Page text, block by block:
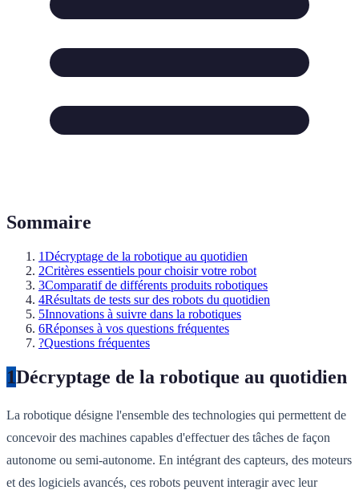
Sommaire
1Décryptage de la robotique au quotidien
2Critères essentiels pour choisir votre robot
3Comparatif de différents produits robotiques
4Résultats de tests sur des robots du quotidien
5Innovations à suivre dans la robotiques
6Réponses à vos questions fréquentes
?Questions fréquentes
1Décryptage de la robotique au quotidien
La robotique désigne l'ensemble des technologies qui permettent de
concevoir des machines capables d'effectuer des tâches de façon
autonome ou semi-autonome. En intégrant des capteurs, des moteurs
et des logiciels avancés, ces robots peuvent interagir avec leur